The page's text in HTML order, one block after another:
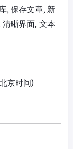
, 保存文章, 新
晰界面, 文本
京时间)